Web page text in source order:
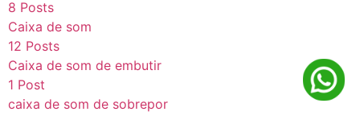
8 Posts
Caixa de som
12 Posts
Caixa de som de embutir
1 Post
caixa de som de sobrepor